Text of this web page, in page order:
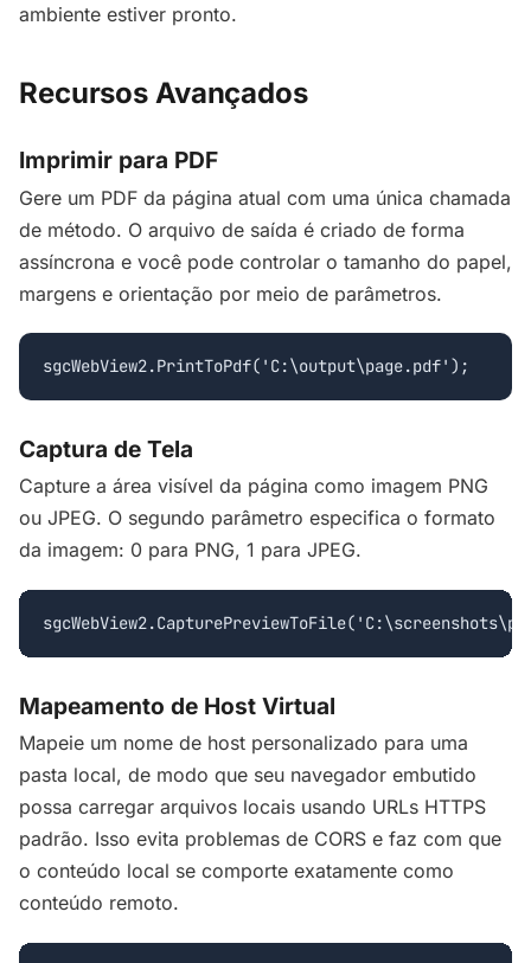
ambiente estiver pronto.
Recursos Avançados
Imprimir para PDF
Gere um PDF da página atual com uma única chamada
de método. O arquivo de saída é criado de forma
assíncrona e você pode controlar o tamanho do papel,
margens e orientação por meio de parâmetros.
sgcWebView2.PrintToPdf('C:\output\page.pdf');
Captura de Tela
Capture a área visível da página como imagem PNG
ou JPEG. O segundo parâmetro especifica o formato
da imagem: 0 para PNG, 1 para JPEG.
Mapeamento de Host Virtual
Mapeie um nome de host personalizado para uma
pasta local, de modo que seu navegador embutido
possa carregar arquivos locais usando URLs HTTPS
padrão. Isso evita problemas de CORS e faz com que
o conteúdo local se comporte exatamente como
conteúdo remoto.